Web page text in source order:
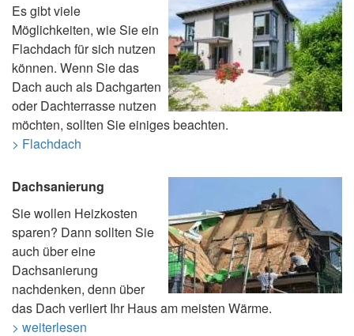
Es gibt viele
Möglichkeiten, wie Sie ein
Flachdach für sich nutzen
können. Wenn Sie das
Dach auch als Dachgarten
oder Dachterrasse nutzen
möchten, sollten Sie einiges beachten.
> Flachdach
Dachsanierung
Sie wollen Heizkosten
sparen? Dann sollten Sie
auch über eine
Dachsanierung
nachdenken, denn über
das Dach verliert Ihr Haus am meisten Wärme.
> weiterlesen